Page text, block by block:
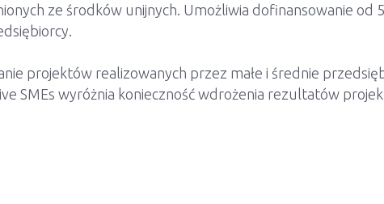
ze środków unijnych. Umożliwia dofinansowanie od
projektów realizowanych przez małe i średnie
SMEs wyróżnia konieczność wdrożenia rezultatów